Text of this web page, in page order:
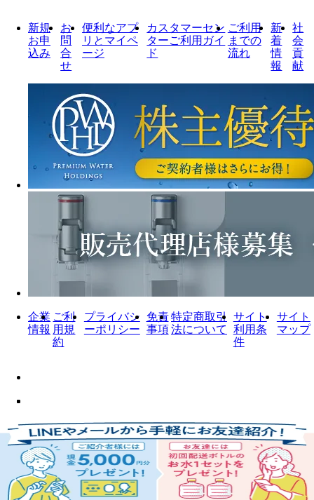
新規
お申
込み
お
問
合
せ
便利なアプ
リとマイペ
ージ
カスタマーセン
ターご利用ガイ
ド
ご利用
までの
流れ
新
着
情
報
社
会
貢
献
企業
情報
ご利
用規
約
プライバシ
ーポリシー
免責
事項
特定商取引
法について
サイト
利用条
件
サイト
マップ